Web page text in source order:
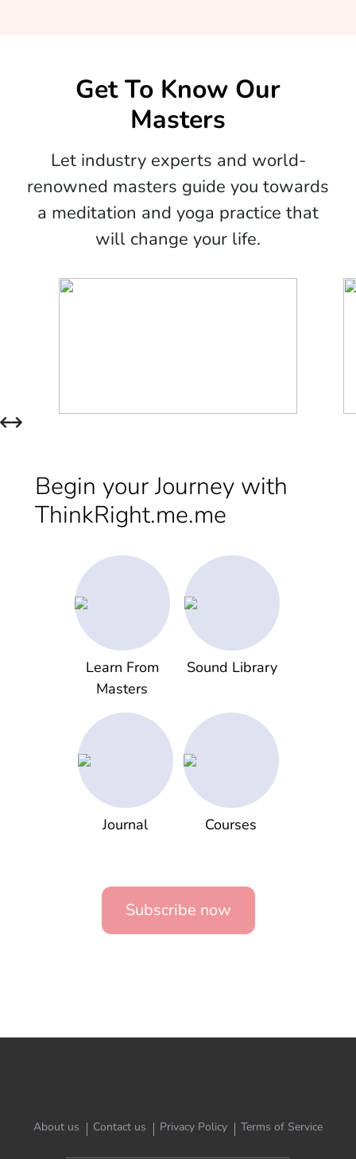
Get To Know Our
Masters
Let industry experts and world-
renowned masters guide you towards
a meditation and yoga practice that
will change your life.
Begin your Journey with
ThinkRight.me.me
Learn From
Masters
Sound Library
Journal Courses
Subscribe now
About us Contact us Privacy Policy Terms of Service